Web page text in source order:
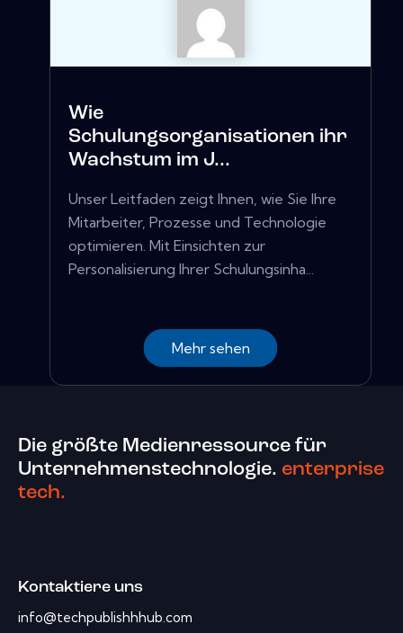
Wie
Schulungsorganisationen ihr
Wachstum im J...
Unser Leitfaden zeigt Ihnen, wie Sie Ihre
Mitarbeiter, Prozesse und Technologie
optimieren. Mit Einsichten zur
Personalisierung Ihrer Schulungsinha...
Mehr sehen
Die größte Medienressource für
Unternehmenstechnologie. enterprise
tech.
Kontaktiere uns
info@techpublishhhub.com